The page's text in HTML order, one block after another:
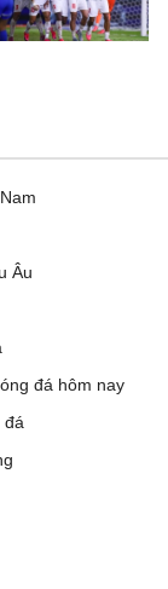
Âu
đá hôm nay
đá